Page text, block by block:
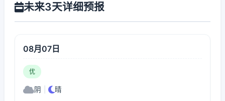
未来3天详细预报
08月07日
优
阴 晴